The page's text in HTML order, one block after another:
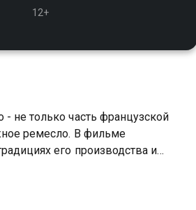
12+
не только часть французской
ремесло. В фильме
его производства и